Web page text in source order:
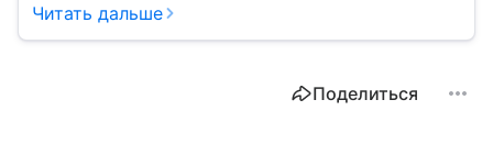
Читать дальше
Поделиться